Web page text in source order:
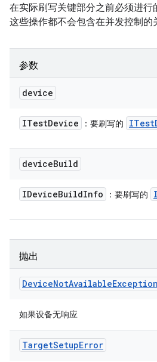
在实际刷写关键部分之前必须进行
这些操作都不会包含在并发控制的
参数
device
ITestDevice ：要刷写的 ITest
deviceBuild
IDeviceBuildInfo ：要刷写的
抛出
DeviceNotAvailableException
如果设备无响应
TargetSetupError